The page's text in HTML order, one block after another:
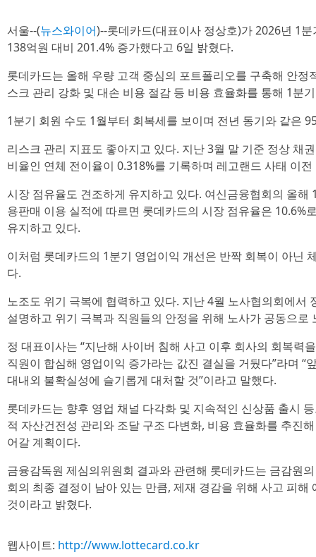
서울--(뉴스와이어)--롯데카드(대표이사 정상호)가 2026년 1
138억원 대비 201.4% 증가했다고 6일 밝혔다.
롯데카드는 올해 우량 고객 중심의 포트폴리오를 구축해 안
스크 관리 강화 및 대손 비용 절감 등 비용 효율화를 통해 1분
1분기 회원 수도 1월부터 회복세를 보이며 전년 동기와 같은
리스크 관리 지표도 좋아지고 있다. 지난 3월 말 기준 정상 채
비율인 연체 전이율이 0.318%를 기록하며 레고랜드 사태 이
시장 점유율도 견조하게 유지하고 있다. 여신금융협회의 올해
용판매 이용 실적에 따르면 롯데카드의 시장 점유율은 10.6%
유지하고 있다.
이처럼 롯데카드의 1분기 영업이익 개선은 반짝 회복이 아닌
다.
노조도 위기 극복에 협력하고 있다. 지난 4월 노사협의회에서
설명하고 위기 극복과 직원들의 안정을 위해 노사가 공동으로
정 대표이사는 “지난해 사이버 침해 사고 이후 회사의 회복력
직원이 합심해 영업이익 증가라는 값진 결실을 거뒀다”라며 “
대내외 불확실성에 슬기롭게 대처할 것”이라고 말했다.
롯데카드는 향후 영업 채널 다각화 및 지속적인 신상품 출시
적 자산건전성 관리와 조달 구조 다변화, 비용 효율화를 추진
어갈 계획이다.
금융감독원 제심의위원회 결과와 관련해 롯데카드는 금감원
회의 최종 결정이 남아 있는 만큼, 제재 경감을 위해 사고 피
것이라고 밝혔다.
웹사이트: http://www.lottecard.co.kr